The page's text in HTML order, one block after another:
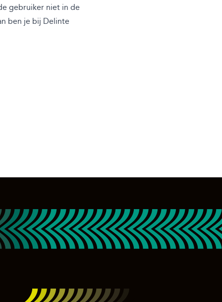
gebruiker niet in de
ben je bij Delinte